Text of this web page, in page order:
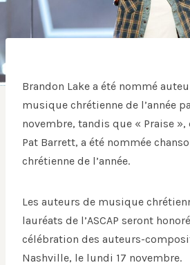
Brandon Lake a été nommé
musique chrétienne de l’année
novembre, tandis que « Praise »,
Pat Barrett, a été nommée
chrétienne de l’année.
Les auteurs de musique
lauréats de l’ASCAP seront
célébration des auteurs-
Nashville, le lundi 17 novembre.